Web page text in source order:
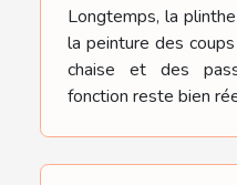
Longtemps, la
la peinture des
chaise et des
fonction reste bien